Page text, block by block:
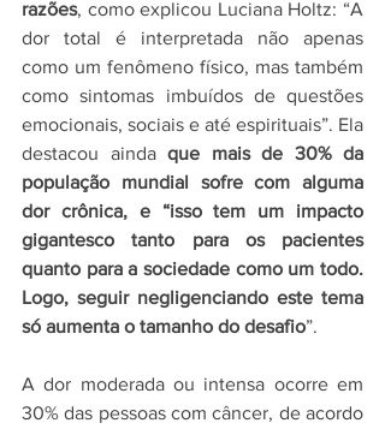
razões, como explicou Luciana Holtz: “A
dor total é interpretada não apenas
como um fenômeno físico, mas também
como sintomas imbuídos de questões
emocionais, sociais e até espirituais”. Ela
destacou ainda que mais de 30% da
população mundial sofre com alguma
dor crônica, e “isso tem um impacto
gigantesco tanto para os pacientes
quanto para a sociedade como um todo.
Logo, seguir negligenciando este tema
só aumenta o tamanho do desafio”.
A dor moderada ou intensa ocorre em
30% das pessoas com câncer, de acordo